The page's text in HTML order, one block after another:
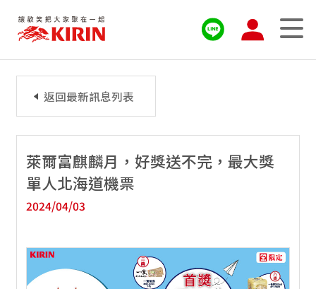
萊爾富麒麟月，好獎送不完，最大獎
單人北海道機票
2024/04/03
返回最新訊息列表